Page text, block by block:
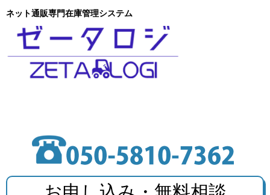
ネット通販専門在庫管理システム